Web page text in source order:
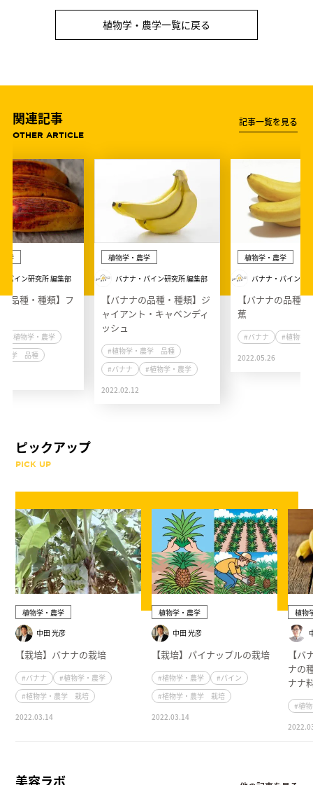
植物学・農学一覧に戻る
関連記事
OTHER ARTICLE
記事一覧を見る
学
パイン研究所 編集部
品種・種類】フ
#植物学・農学
農学 品種
植物学・農学
バナナ・パイン研究所 編集部
【バナナの品種・種類】ジ
ャイアント・キャベンディ
ッシュ
#植物学・農学 品種
#バナナ
#植物学・農学
2022.02.12
植物学・農学
バナナ・パイン研
【バナナの品種
蕉
#バナナ
#植物学
2022.05.26
ピックアップ
PICK UP
植物学・農学
中田 光彦
【栽培】バナナの栽培
#バナナ
#植物学・農学
#植物学・農学 栽培
2022.03.14
植物学・農学
中田 光彦
【栽培】パイナップルの栽培
#植物学・農学
#パイン
#植物学・農学 栽培
2022.03.14
植物
【
ナの
ナナ
#植
美容ラボ